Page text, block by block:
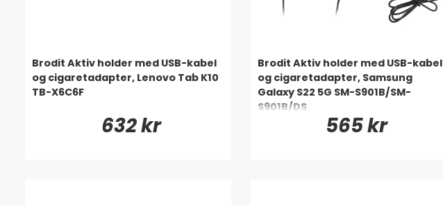
Brodit Aktiv holder med USB-kabel
og cigaretadapter, Lenovo Tab K10
TB-X6C6F
632 kr
Brodit Aktiv holder med USB-kabel
og cigaretadapter, Samsung
Galaxy S22 5G SM-S901B/SM-
S901B/DS
565 kr